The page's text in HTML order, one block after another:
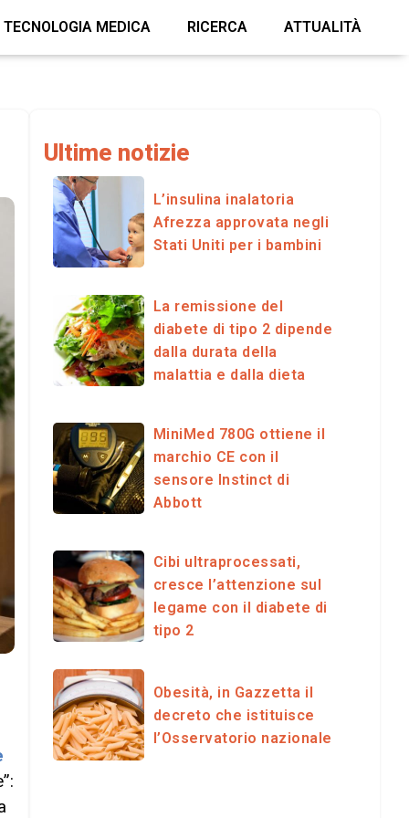
TECNOLOGIA MEDICA RICERCA ATTUALITÀ
Ultime notizie
L’insulina inalatoria
Afrezza approvata negli
Stati Uniti per i bambini
La remissione del
diabete di tipo 2 dipende
dalla durata della
malattia e dalla dieta
MiniMed 780G ottiene il
marchio CE con il
sensore Instinct di
Abbott
Cibi ultraprocessati,
cresce l’attenzione sul
legame con il diabete di
tipo 2
Obesità, in Gazzetta il
decreto che istituisce
l’Osservatorio nazionale